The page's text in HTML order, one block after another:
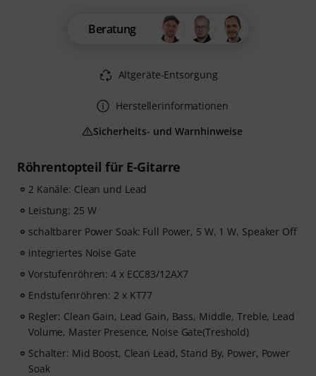
Röhrentopteil für E-Gitarre
2 Kanäle: Clean und Lead
Leistung: 25 W
schaltbarer Power Soak: Full Power, 5 W, 1 W, Speaker Off
integriertes Noise Gate
Vorstufenröhren: 4 x ECC83/12AX7
Endstufenröhren: 2 x KT77
Regler: Clean Gain, Lead Gain, Bass, Middle, Treble, Lead
Volume, Master Presence, Noise Gate(Treshold)
Schalter: Mid Boost, Clean Lead, Stand By, Power, Power
Soak
Beratung
Altgeräte-Entsorgung
Herstellerinformationen
Sicherheits- und Warnhinweise